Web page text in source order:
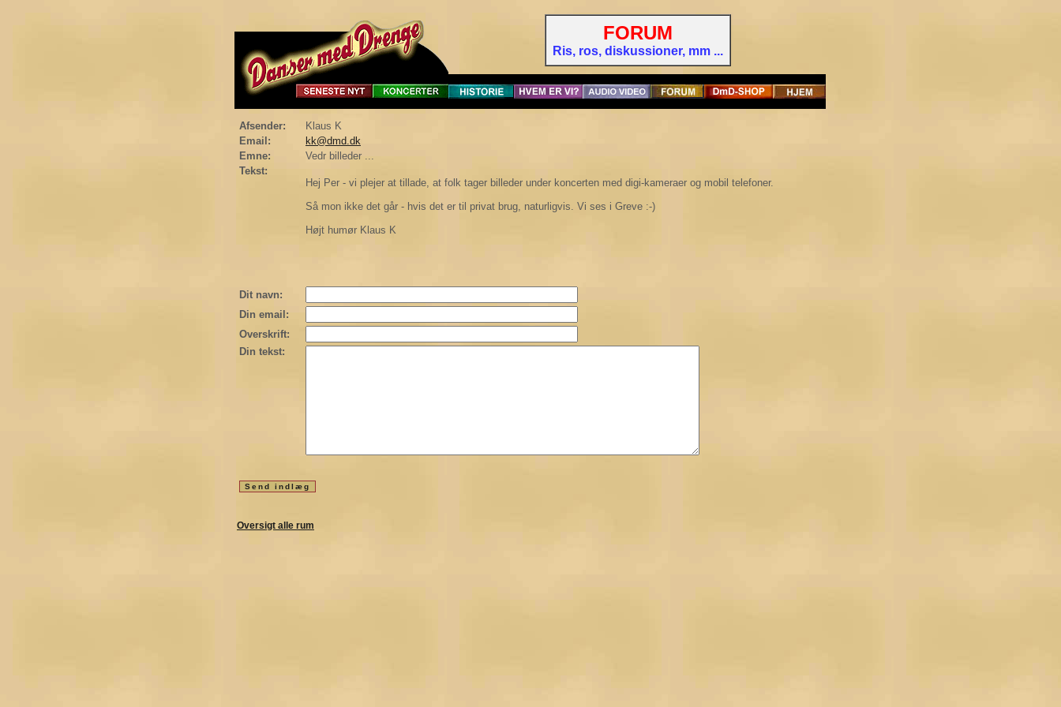
FORUM
Ris, ros, diskussioner, mm ...
Afsender:
Klaus K
Email:
kk@dmd.dk
Emne:
Vedr billeder ...
Tekst:
Hej Per - vi plejer at tillade, at folk tager billeder under koncerten med digi-kameraer og mobil telefoner.
Så mon ikke det går - hvis det er til privat brug, naturligvis. Vi ses i Greve :-)
Højt humør Klaus K
Dit navn:
Din email:
Overskrift:
Din tekst:
Oversigt alle rum